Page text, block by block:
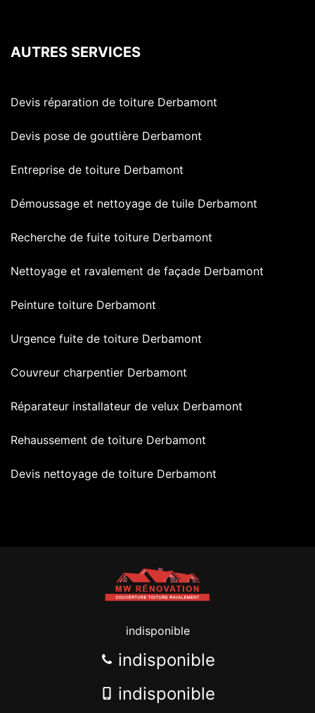
AUTRES SERVICES
Devis réparation de toiture Derbamont
Devis pose de gouttière Derbamont
Entreprise de toiture Derbamont
Démoussage et nettoyage de tuile Derbamont
Recherche de fuite toiture Derbamont
Nettoyage et ravalement de façade Derbamont
Peinture toiture Derbamont
Urgence fuite de toiture Derbamont
Couvreur charpentier Derbamont
Réparateur installateur de velux Derbamont
Rehaussement de toiture Derbamont
Devis nettoyage de toiture Derbamont
indisponible
indisponible
indisponible